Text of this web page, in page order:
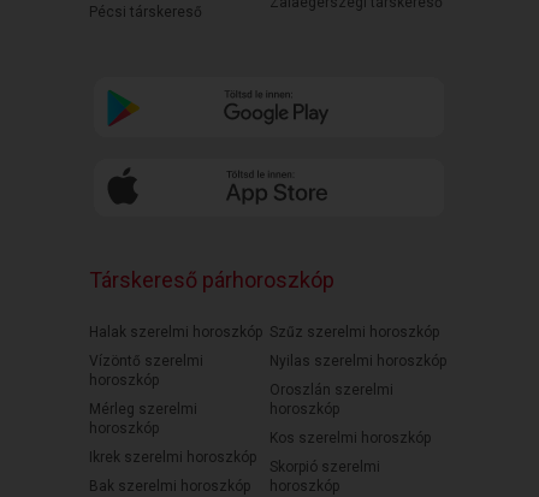
Pécsi társkereső
Társkereső párhoroszkóp
Halak szerelmi horoszkóp
Vízöntő szerelmi
horoszkóp
Mérleg szerelmi
horoszkóp
Ikrek szerelmi horoszkóp
Bak szerelmi horoszkóp
Szűz szerelmi horoszkóp
Nyilas szerelmi horoszkóp
Oroszlán szerelmi
horoszkóp
Kos szerelmi horoszkóp
Skorpió szerelmi
horoszkóp